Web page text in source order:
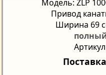
Модель: ZLP
Привод
Ширина 69